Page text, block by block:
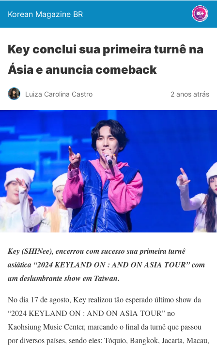
Korean Magazine BR
Key conclui sua primeira turnê na
Ásia e anuncia comeback
Luiza Carolina Castro 2 anos atrás
Key (SHINee), encerrou com sucesso sua primeira turnê
asiática “2024 KEYLAND ON : AND ON ASIA TOUR” com
um deslumbrante show em Taiwan.
No dia 17 de agosto, Key realizou tão esperado último show da
“2024 KEYLAND ON : AND ON ASIA TOUR” no
Kaohsiung Music Center, marcando o final da turnê que passou
por diversos países, sendo eles: Tóquio, Bangkok, Jacarta, Macau,